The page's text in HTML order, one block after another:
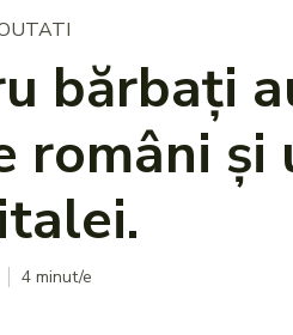
bărbați
români și
4 minut/e